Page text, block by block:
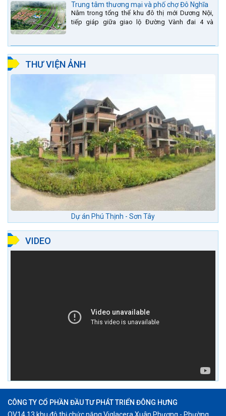
Trung tâm thương mại và phố chợ Đô Nghĩa
Nằm trong tổng thể khu đô thị mới Dương Nội,
tiếp giáp giữa giao lộ Đường Vành đai 4 và
THƯ VIỆN ẢNH
Dự án Phú Thịnh - Sơn Tây
VIDEO
CÔNG TY CỔ PHẦN ĐẦU TƯ PHÁT TRIỂN ĐÔNG HƯNG